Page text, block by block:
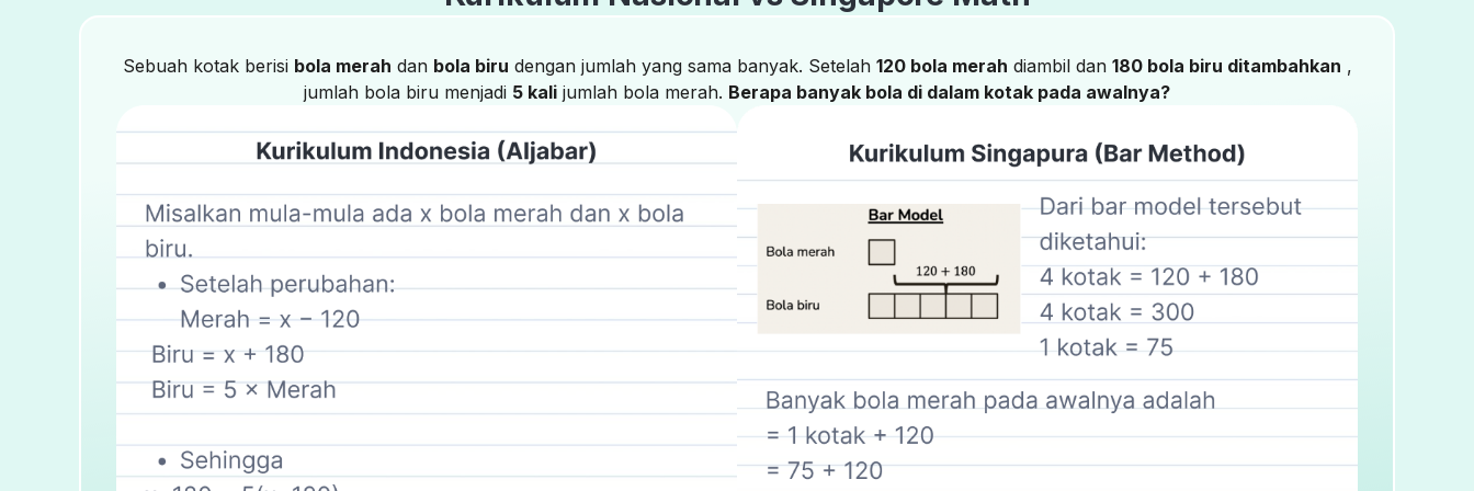
Sebuah kotak berisi bola merah dan bola biru dengan jumlah yang sama banyak. Setelah 120 bola merah diambil dan 180 bola biru ditambahkan ,
jumlah bola biru menjadi 5 kali jumlah bola merah. Berapa banyak bola di dalam kotak pada awalnya?